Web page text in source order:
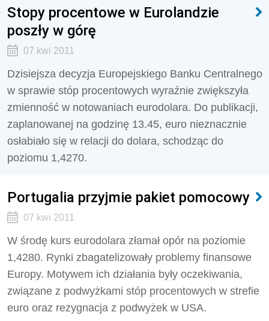
Stopy procentowe w Eurolandzie
poszły w górę
07 kwi 2011
Dzisiejsza decyzja Europejskiego Banku Centralnego
w sprawie stóp procentowych wyraźnie zwiększyła
zmienność w notowaniach eurodolara. Do publikacji,
zaplanowanej na godzinę 13.45, euro nieznacznie
osłabiało się w relacji do dolara, schodząc do
poziomu 1,4270.
Portugalia przyjmie pakiet pomocowy
07 kwi 2011
W środę kurs eurodolara złamał opór na poziomie
1,4280. Rynki zbagatelizowały problemy finansowe
Europy. Motywem ich działania były oczekiwania,
związane z podwyżkami stóp procentowych w strefie
euro oraz rezygnacja z podwyżek w USA.